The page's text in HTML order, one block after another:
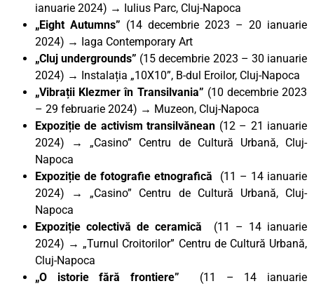
ianuarie 2024) → Iulius Parc, Cluj-Napoca
„Eight Autumns” (14 decembrie 2023 – 20 ianuarie
2024) → Iaga Contemporary Art
„Cluj undergrounds” (15 decembrie 2023 – 30 ianuarie
2024) → Instalația „10X10”, B-dul Eroilor, Cluj-Napoca
„Vibrații Klezmer în Transilvania” (10 decembrie 2023
– 29 februarie 2024) → Muzeon, Cluj-Napoca
Expoziție de activism transilvănean (12 – 21 ianuarie
2024) → „Casino” Centru de Cultură Urbană, Cluj-
Napoca
Expoziție de fotografie etnografică
(11 – 14 ianuarie
2024)
→ „Casino” Centru de Cultură Urbană, Cluj-
Napoca
Expoziție colectivă de ceramică
(11 – 14 ianuarie
2024) → „Turnul Croitorilor” Centru de Cultură Urbană,
Cluj-Napoca
„O istorie fără frontiere”
(11 – 14 ianuarie